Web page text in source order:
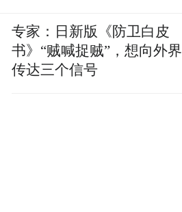
专家：日新版《防卫白皮
书》“贼喊捉贼”，想向外界
传达三个信号